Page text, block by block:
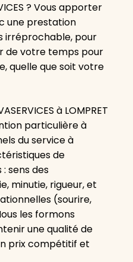
? Vous apporter
une prestation
irréprochable, pour
de votre temps pour
quelle que soit votre
à LOMPRET
particulière à
du service à
de
sens des
minutie, rigueur, et
(sourire,
les formons
une qualité de
prix compétitif et